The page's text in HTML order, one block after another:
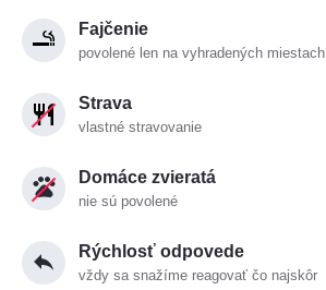
Fajčenie
povolené len na vyhradených miestach
Strava
vlastné stravovanie
Domáce zvieratá
nie sú povolené
Rýchlosť odpovede
vždy sa snažíme reagovať čo najskôr